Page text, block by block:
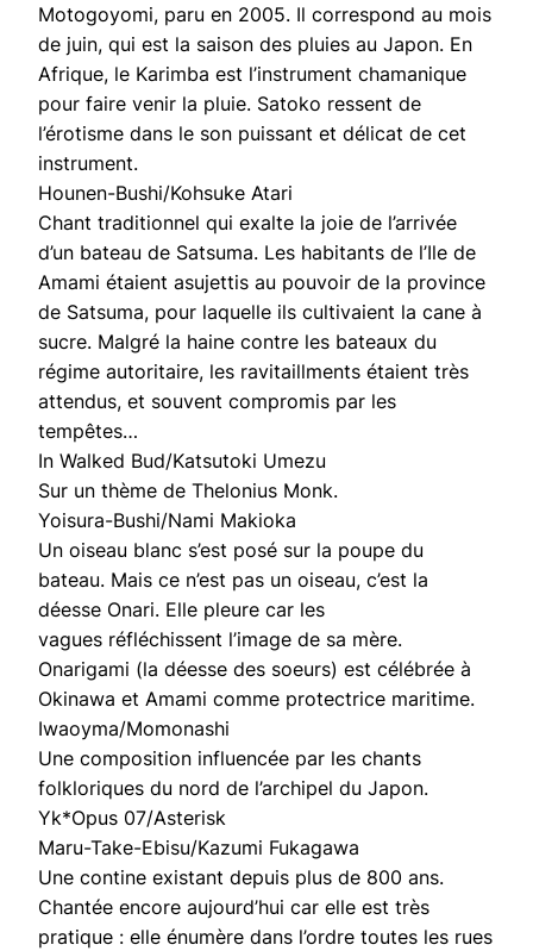
Motogoyomi, paru en 2005. Il correspond au mois
de juin, qui est la saison des pluies au Japon. En
Afrique, le Karimba est l’instrument chamanique
pour faire venir la pluie. Satoko ressent de
l’érotisme dans le son puissant et délicat de cet
instrument.
Hounen-Bushi/Kohsuke Atari
Chant traditionnel qui exalte la joie de l’arrivée
d’un bateau de Satsuma. Les habitants de l’Ile de
Amami étaient asujettis au pouvoir de la province
de Satsuma, pour laquelle ils cultivaient la cane à
sucre. Malgré la haine contre les bateaux du
régime autoritaire, les ravitaillments étaient très
attendus, et souvent compromis par les
tempêtes…
In Walked Bud/Katsutoki Umezu
Sur un thème de Thelonius Monk.
Yoisura-Bushi/Nami Makioka
Un oiseau blanc s’est posé sur la poupe du
bateau. Mais ce n’est pas un oiseau, c’est la
déesse Onari. Elle pleure car les
vagues réfléchissent l’image de sa mère.
Onarigami (la déesse des soeurs) est célébrée à
Okinawa et Amami comme protectrice maritime.
Iwaoyma/Momonashi
Une composition influencée par les chants
folkloriques du nord de l’archipel du Japon.
Yk*Opus 07/Asterisk
Maru-Take-Ebisu/Kazumi Fukagawa
Une contine existant depuis plus de 800 ans.
Chantée encore aujourd’hui car elle est très
pratique : elle énumère dans l’ordre toutes les rues